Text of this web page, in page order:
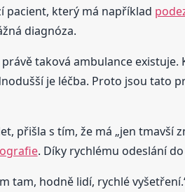
pacient, který má například
diagnóza.
taková ambulance
je léčba. Proto jsou tato
přišla s tím, že má „jen
. Díky rychlému odeslání
tam, hodně lidí, rychlé